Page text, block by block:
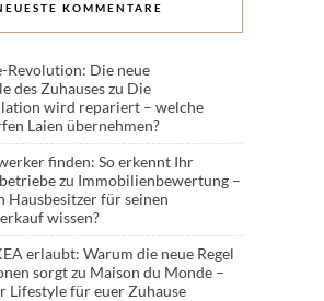
KOMMENTARE
Revolution: Die neue
des Zuhauseszu Die
wird repariert – welche
Laien übernehmen?
finden: So erkennt Ihr
zu Immobilienbewertung –
Hausbesitzer für seinen
wissen?
erlaubt: Warum die neue Regel
sorgtzu Maison du Monde –
Lifestyle für euer Zuhause